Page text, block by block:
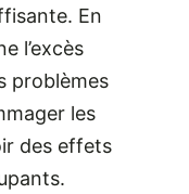
En
l’excès
problèmes
les
des effets